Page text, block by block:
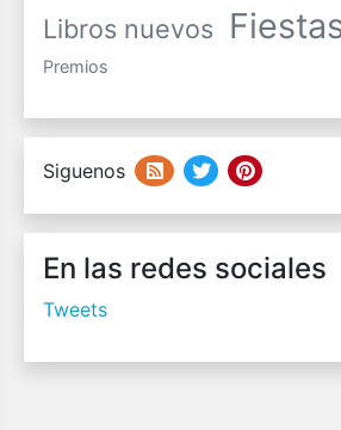
Libros nuevos
Premios
Siguenos
En las redes sociales
Tweets